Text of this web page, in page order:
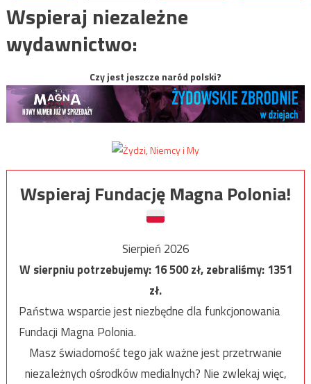
Wspieraj niezależne
wydawnictwo:
Czy jest jeszcze naród polski?
Wspieraj Fundację Magna Polonia!
Sierpień 2026
W sierpniu potrzebujemy:16 500zł, zebraliśmy:1351
zł.
Państwa wsparcie jest niezbędne dla funkcjonowania
Fundacji Magna Polonia.
Masz świadomość tego jak ważne jest przetrwanie
niezależnych ośrodków medialnych? Nie zwlekaj więc,